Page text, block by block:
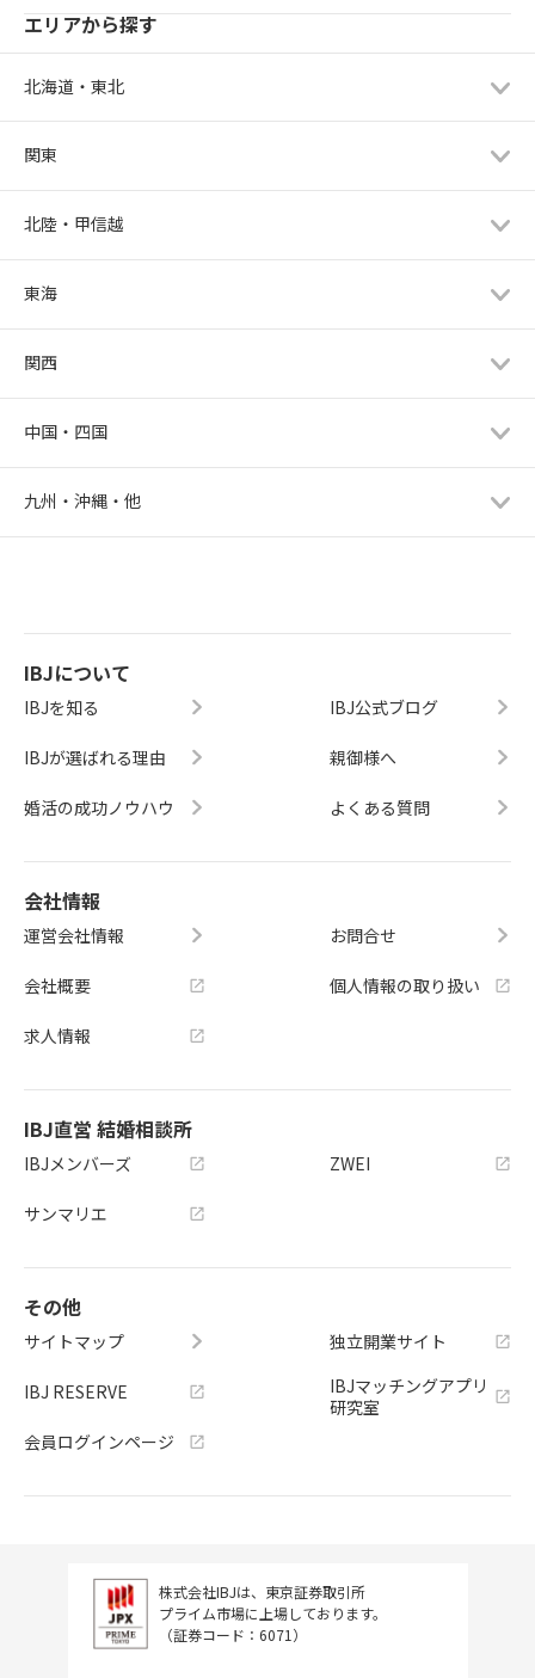
エリアから探す
北海道・東北
関東
北陸・甲信越
東海
関西
中国・四国
九州・沖縄・他
IBJについて
IBJを知る
IBJが選ばれる理由
婚活の成功ノウハウ
IBJ公式ブログ
親御様へ
よくある質問
会社情報
運営会社情報
会社概要
求人情報
お問合せ
個人情報の取り扱い
IBJ直営 結婚相談所
IBJメンバーズ
サンマリエ
ZWEI
その他
サイトマップ
IBJ RESERVE
会員ログインページ
独立開業サイト
IBJマッチングアプリ
研究室
株式会社IBJは、東京証券取引所
プライム市場に上場しております。
（証券コード：6071）